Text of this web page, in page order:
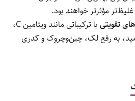
مؤثرتر خواهند بود.
تقویتی
با ترکیباتی مانند ویتامین C،
به رفع لک، چین‌وچروک و کدری